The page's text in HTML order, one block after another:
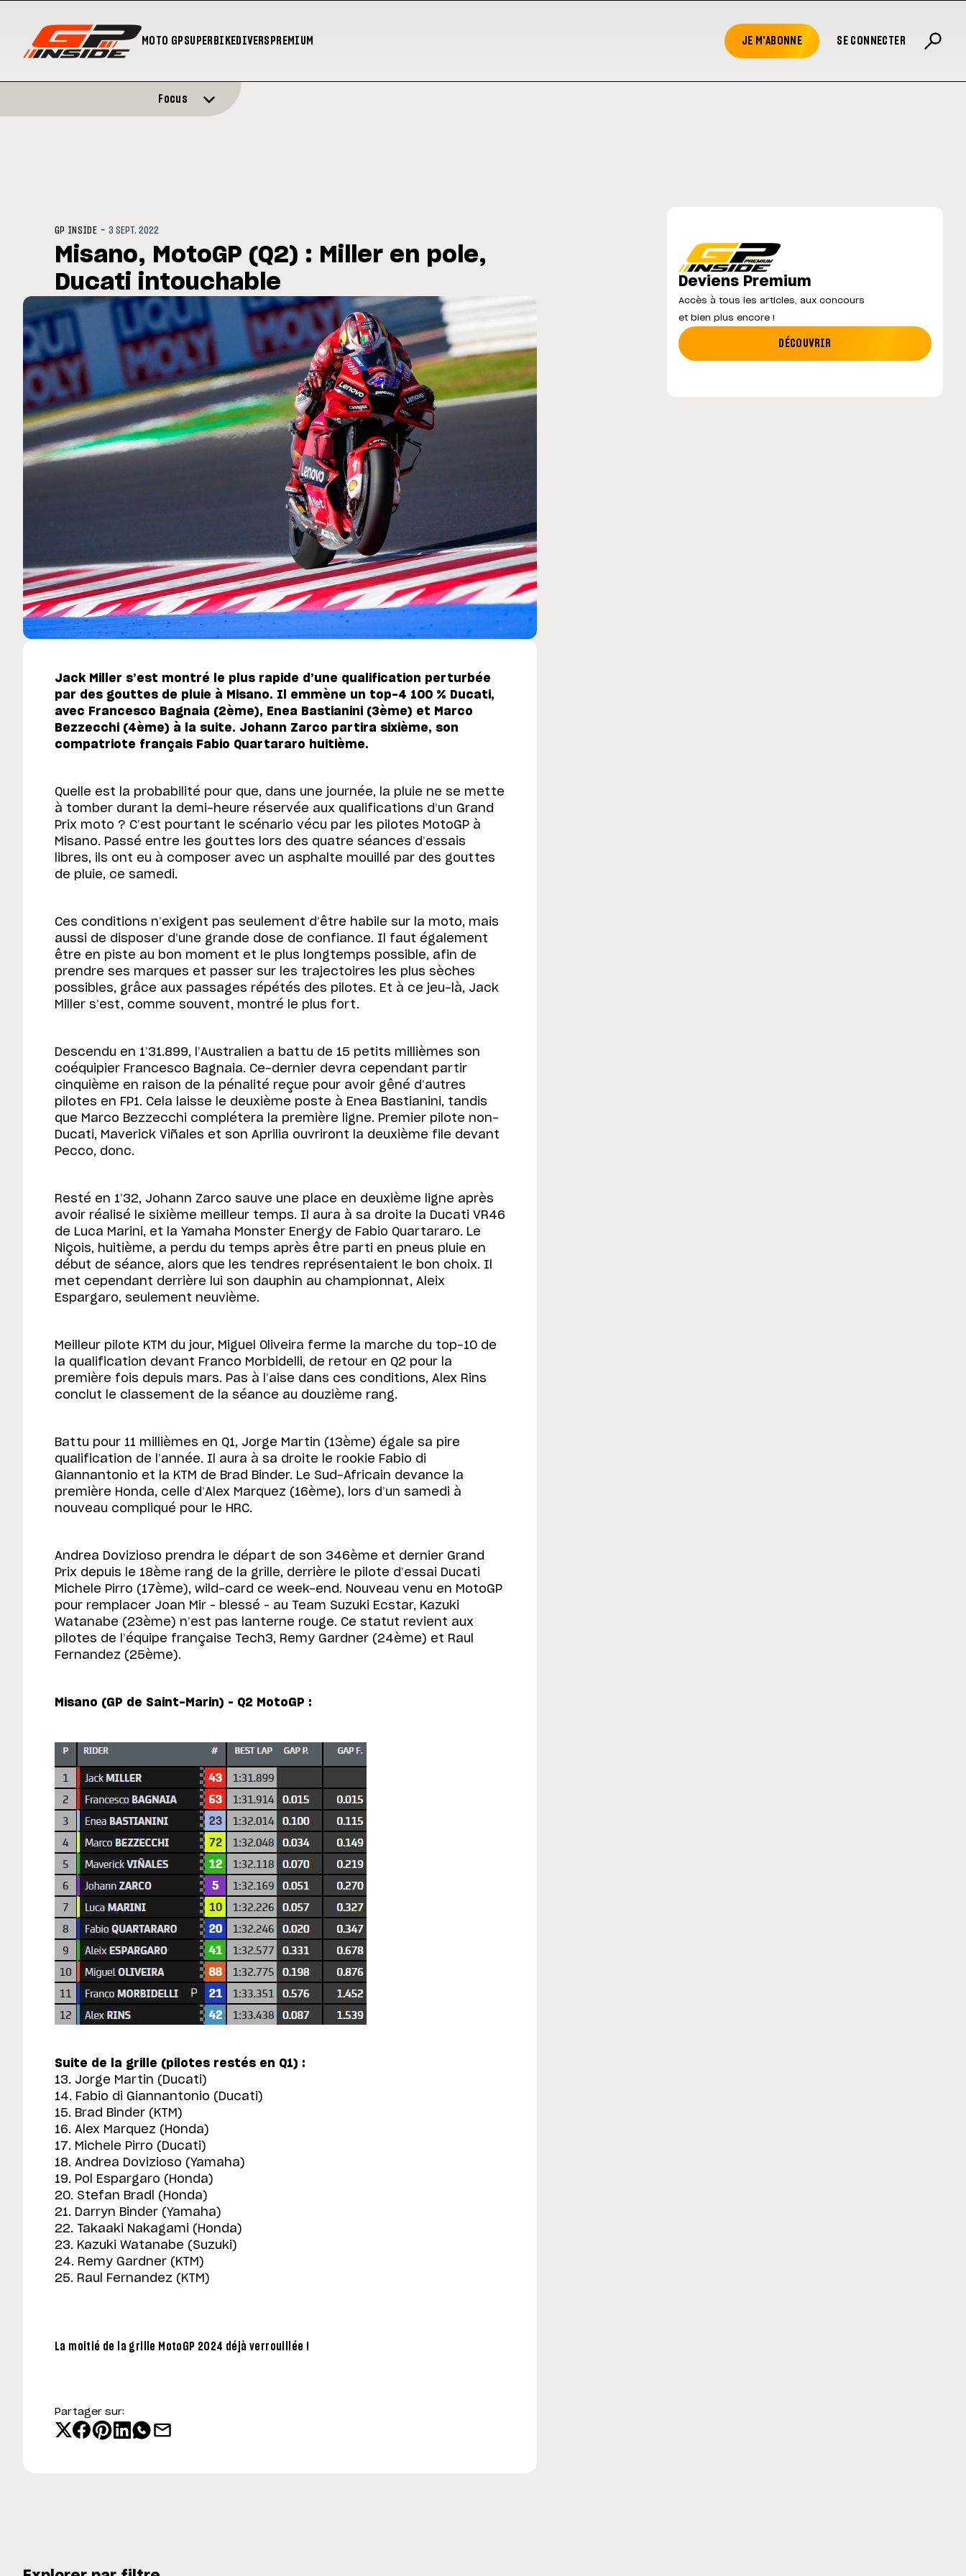
MOTO GPSUPERBIKEDIVERS PREMIUM JE M'ABONNE SE CONNECTER
club spécial dans
MOTO GP
Zarco évite l'opération et vise un retour en
septembre
MOTOGP
Doublé Trackhouse en Sprint
MotoGP : les cinq constructeurs signent un
Focus
GP INSIDE -3 SEPT. 2022
Misano, MotoGP (Q2) : Miller en pole,
Ducati intouchable
Jack Miller s’est montré le plus rapide d’une qualification perturbée
par des gouttes de pluie à Misano. Il emmène un top-4 100 % Ducati,
avec Francesco Bagnaia (2ème), Enea Bastianini (3ème) et Marco
Bezzecchi (4ème) à la suite. Johann Zarco partira sixième, son
compatriote français Fabio Quartararo huitième.
Quelle est la probabilité pour que, dans une journée, la pluie ne se mette
à tomber durant la demi-heure réservée aux qualifications d’un Grand
Prix moto ? C’est pourtant le scénario vécu par les pilotes MotoGP à
Misano. Passé entre les gouttes lors des quatre séances d’essais
libres, ils ont eu à composer avec un asphalte mouillé par des gouttes
de pluie, ce samedi.
Ces conditions n’exigent pas seulement d’être habile sur la moto, mais
aussi de disposer d’une grande dose de confiance. Il faut également
être en piste au bon moment et le plus longtemps possible, afin de
prendre ses marques et passer sur les trajectoires les plus sèches
possibles, grâce aux passages répétés des pilotes. Et à ce jeu-là, Jack
Miller s’est, comme souvent, montré le plus fort.
Descendu en 1’31.899, l’Australien a battu de 15 petits millièmes son
coéquipier Francesco Bagnaia. Ce-dernier devra cependant partir
cinquième en raison de la pénalité reçue pour avoir gêné d’autres
pilotes en FP1. Cela laisse le deuxième poste à Enea Bastianini, tandis
que Marco Bezzecchi complétera la première ligne. Premier pilote non-
Ducati, Maverick Viñales et son Aprilia ouvriront la deuxième file devant
Pecco, donc.
Resté en 1’32, Johann Zarco sauve une place en deuxième ligne après
avoir réalisé le sixième meilleur temps. Il aura à sa droite la Ducati VR46
de Luca Marini, et la Yamaha Monster Energy de Fabio Quartararo. Le
Niçois, huitième, a perdu du temps après être parti en pneus pluie en
début de séance, alors que les tendres représentaient le bon choix. Il
met cependant derrière lui son dauphin au championnat, Aleix
Espargaro, seulement neuvième.
Meilleur pilote KTM du jour, Miguel Oliveira ferme la marche du top-10 de
la qualification devant Franco Morbidelli, de retour en Q2 pour la
première fois depuis mars. Pas à l’aise dans ces conditions, Alex Rins
conclut le classement de la séance au douzième rang.
Battu pour 11 millièmes en Q1, Jorge Martin (13ème) égale sa pire
qualification de l’année. Il aura à sa droite le rookie Fabio di
Giannantonio et la KTM de Brad Binder. Le Sud-Africain devance la
première Honda, celle d’Alex Marquez (16ème), lors d’un samedi à
nouveau compliqué pour le HRC.
Andrea Dovizioso prendra le départ de son 346ème et dernier Grand
Prix depuis le 18ème rang de la grille, derrière le pilote d’essai Ducati
Michele Pirro (17ème), wild-card ce week-end. Nouveau venu en MotoGP
pour remplacer Joan Mir – blessé – au Team Suzuki Ecstar, Kazuki
Watanabe (23ème) n’est pas lanterne rouge. Ce statut revient aux
pilotes de l’équipe française Tech3, Remy Gardner (24ème) et Raul
Fernandez (25ème).
Misano (GP de Saint-Marin) – Q2 MotoGP :
Suite de la grille (pilotes restés en Q1) :
13. Jorge Martin (Ducati)
14. Fabio di Giannantonio (Ducati)
15. Brad Binder (KTM)
16. Alex Marquez (Honda)
17. Michele Pirro (Ducati)
18. Andrea Dovizioso (Yamaha)
19. Pol Espargaro (Honda)
20. Stefan Bradl (Honda)
21. Darryn Binder (Yamaha)
22. Takaaki Nakagami (Honda)
23. Kazuki Watanabe (Suzuki)
24. Remy Gardner (KTM)
25. Raul Fernandez (KTM)
La moitié de la grille MotoGP 2024 déjà verrouillée !
Partager sur:
Deviens Premium
Accès à tous les articles, aux concours
et bien plus encore !
DÉCOUVRIR